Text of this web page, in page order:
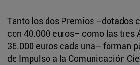
Tanto los dos Premios –dotados
con 40.000 euros– como las tres
35.000 euros cada una– forman
de Impulso a la Comunicación